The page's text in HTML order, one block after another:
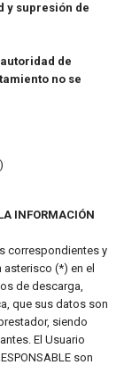
y supresión de
de
no se
INFORMACIÓN
correspondientes y
(*) en el
de descarga,
que sus datos son
siendo
El Usuario
son